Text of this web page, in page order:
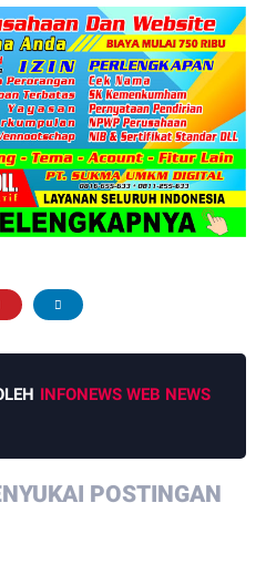
INFONEWS WEB NEWS
POSTINGAN